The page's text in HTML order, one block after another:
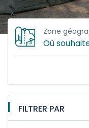
Zone
FILTRER PAR